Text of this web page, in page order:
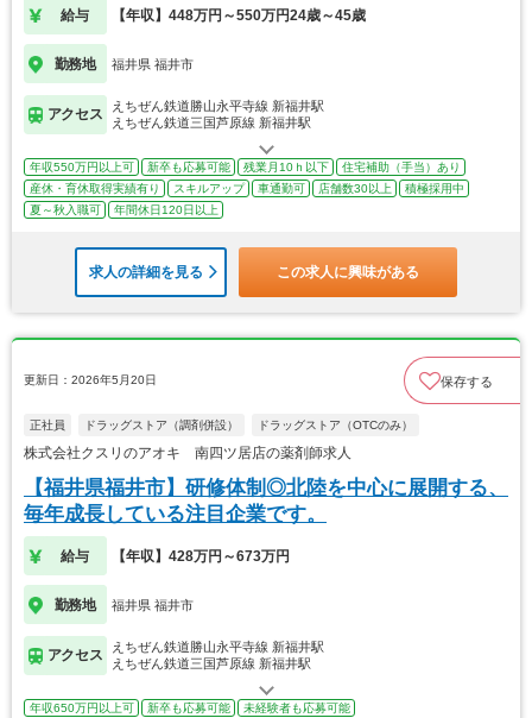
給与 【年収】448万円～550万円24歳～45歳
勤務地 福井県 福井市
アクセス
えちぜん鉄道勝山永平寺線 新福井駅
えちぜん鉄道三国芦原線 新福井駅
年収550万円以上可 新卒も応募可能 残業月10ｈ以下
住宅補助（手当）あり
産休・育休取得実績有り
スキルアップ 車通勤可 店舗数30以上
積極採用中
夏～秋入職可
年間休日120日以上
求人の詳細を見る この求人に興味がある
更新日：2026年5月20日 保存する
正社員 ドラッグストア（調剤併設） ドラッグストア（OTCのみ）
株式会社クスリのアオキ 南四ツ居店の薬剤師求人
【福井県福井市】研修体制◎北陸を中心に展開する、
毎年成長している注目企業です。
給与 【年収】428万円～673万円
勤務地 福井県 福井市
アクセス
えちぜん鉄道勝山永平寺線 新福井駅
えちぜん鉄道三国芦原線 新福井駅
年収650万円以上可 新卒も応募可能
未経験者も応募可能